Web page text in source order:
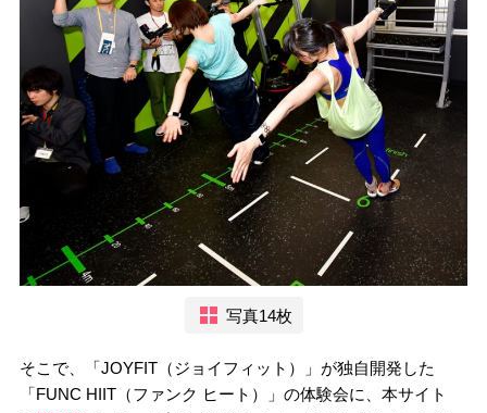
写真14枚
そこで、「JOYFIT（ジョイフィット）」が独自開発した
「FUNC HIIT（ファンク ヒート）」の体験会に、本サイト